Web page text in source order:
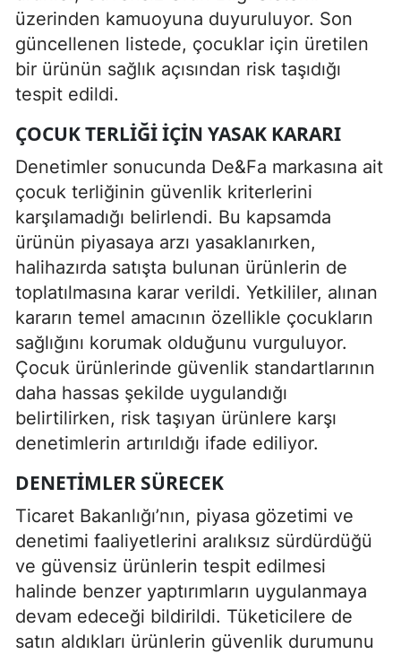
üzerinden kamuoyuna duyuruluyor. Son
güncellenen listede, çocuklar için üretilen
bir ürünün sağlık açısından risk taşıdığı
tespit edildi.
ÇOCUK TERLIĞI İÇIN YASAK KARARI
Denetimler sonucunda De&Fa markasına ait
çocuk terliğinin güvenlik kriterlerini
karşılamadığı belirlendi. Bu kapsamda
ürünün piyasaya arzı yasaklanırken,
halihazırda satışta bulunan ürünlerin de
toplatılmasına karar verildi. Yetkililer, alınan
kararın temel amacının özellikle çocukların
sağlığını korumak olduğunu vurguluyor.
Çocuk ürünlerinde güvenlik standartlarının
daha hassas şekilde uygulandığı
belirtilirken, risk taşıyan ürünlere karşı
denetimlerin artırıldığı ifade ediliyor.
DENETIMLER SÜRECEK
Ticaret Bakanlığı’nın, piyasa gözetimi ve
denetimi faaliyetlerini aralıksız sürdürdüğü
ve güvensiz ürünlerin tespit edilmesi
halinde benzer yaptırımların uygulanmaya
devam edeceği bildirildi. Tüketicilere de
satın aldıkları ürünlerin güvenlik durumunu